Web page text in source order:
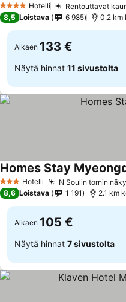
4 Tähtiluokitus
Hotelli Rentouttavat
8,5 Loistava 6 985 0.2 km
Alkaen 133 €
Näytä hinnat 11 sivustolta
3 Tähtiluokitus
Hotelli N Soulin tornin
Homes Stay
8,6 Loistava 1 191 2.1 km
Alkaen 105 €
Näytä hinnat 7 sivustolta